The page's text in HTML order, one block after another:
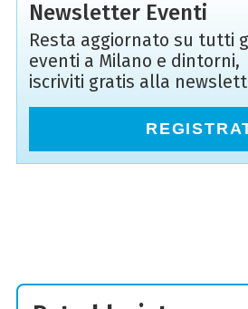
Newsletter Eventi
Resta aggiornato su tutti
eventi a Milano e dintorni,
iscriviti gratis alla